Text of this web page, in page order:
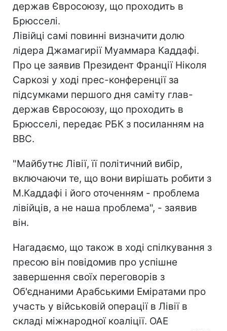
держав Євросоюзу, що проходить в
Брюсселі.
Лівійці самі повинні визначити долю
лідера Джамагирії Муаммара Каддафі.
Про це заявив Президент Франції Ніколя
Саркозі у ході прес-конференції за
підсумками першого дня саміту глав-
держав Євросоюзу, що проходить в
Брюсселі, передає РБК з посиланням на
ВВС.
"Майбутнє Лівії, її політичний вибір,
включаючи те, що вони вирішать робити з
М.Каддафі і його оточенням - проблема
лівійців, а не наша проблема", - заявив
він.
Нагадаємо, що також в ході спілкування з
пресою він повідомив про успішне
завершення своїх переговорів з
Об'єднаними Арабськими Еміратами про
участь у військовій операції в Лівії в
складі міжнародної коаліції. ОАЕ